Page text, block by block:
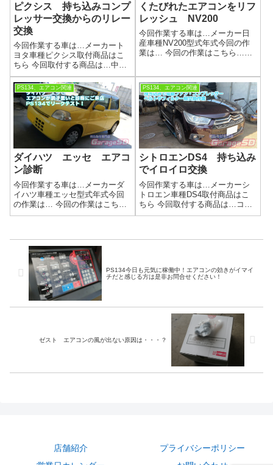
ピクシス 持ち込みコンプ
レッサー交換からのリレー
交換
今回作業する車は…メーカート
ヨタ車種ピクシス取付商品はこ
ちら 今回取付する商品は…中古
コンプレッサー適合取れていて
もコンプレッサーの中古品はあ
まりおすすめしません…作業写
真実はコンプレッサーは正常で
このリレーが壊れているなんて
事もあるんです...
くたびれたエアコンをリフ
レッシュ NV200
今回作業する車は…メーカー日
産車種NV200型式年式今回の作
業は… 今回の作業はこちら…
ズ製品の詳細はこちらwako's
PAC＋SNAP-ON PS134作業画像
作業完了...
PS134、エアコン関連
ダイハツ エッセ エアコ
ン診断
今回作業する車は…メーカーダ
イハツ車種エッセ型式年式今回
の作業は… 今回の作業はこち
ら…SNAP-ON PS134 エアコン
SNAP-ON PS134作業画像今回
は、エアコンが調...
PS134、エアコン関連
シトロエンDS4 持ち込み
でイロイロ交換
今回作業する車は…メーカーシ
トロエン車種DS4取付商品はこ
ちら 今回取付する商品は…コン
プレッサー 電動ファン フィ
障診断はPS134を使っての診断
PS134今日も元気に稼働中！エアコンの効きがイマイ
チだと感じる方は是非お問合せください！
ゼスト エアコンの風が出ない原因は・・・？
店舗紹介
プライバシーポリシー